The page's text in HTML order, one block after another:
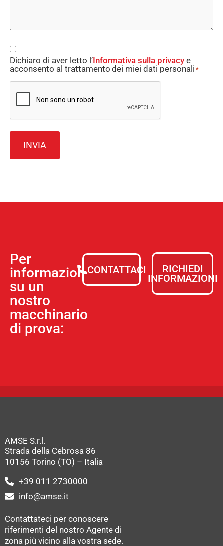
Consent
*
Dichiaro di aver letto l’Informativa sulla privacy e
acconsento al trattamento dei miei dati personali *
CAPTCHA
Per
informazioni
su un
nostro
macchinario
di prova:
CONTATTACI
RICHIEDI
INFORMAZIONI
AMSE S.r.l.
Strada della Cebrosa 86
10156 Torino (TO) – Italia
+39 011 2730000
info@amse.it
Contattateci per conoscere i
riferimenti del nostro Agente di
zona più vicino alla vostra sede.